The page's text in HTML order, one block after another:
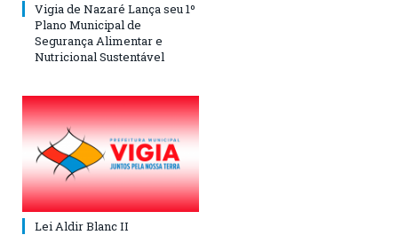
Vigia de Nazaré Lança seu 1º
Plano Municipal de
Segurança Alimentar e
Nutricional Sustentável
Lei Aldir Blanc II